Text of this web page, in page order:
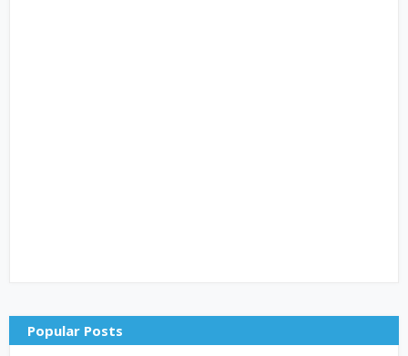
Popular Posts